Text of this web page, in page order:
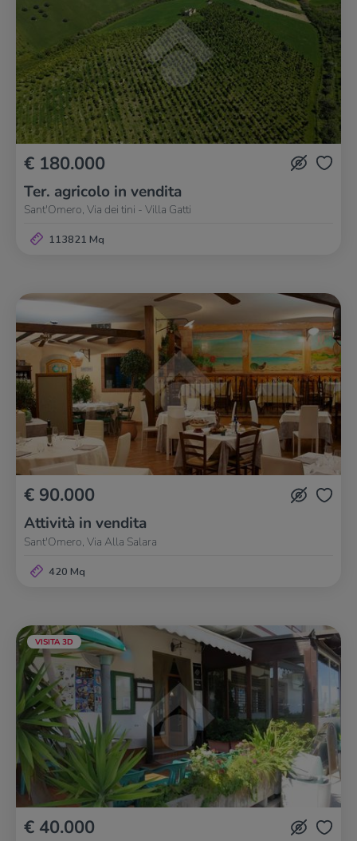
€ 180.000
Ter. agricolo in vendita
Sant'Omero, Via dei tini - Villa Gatti
113821 Mq
€ 90.000
Attività in vendita
Sant'Omero, Via Alla Salara
420 Mq
VISITA 3D
€ 40.000